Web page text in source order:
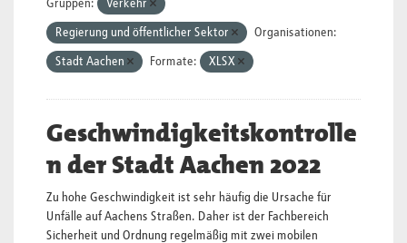
Gruppen: Verkehr
Regierung und öffentlicher Sektor Organisationen:
Stadt Aachen Formate: XLSX
Geschwindigkeitskontrolle
n der Stadt Aachen 2022
Zu hohe Geschwindigkeit ist sehr häufig die Ursache für
Unfälle auf Aachens Straßen. Daher ist der Fachbereich
Sicherheit und Ordnung regelmäßig mit zwei mobilen